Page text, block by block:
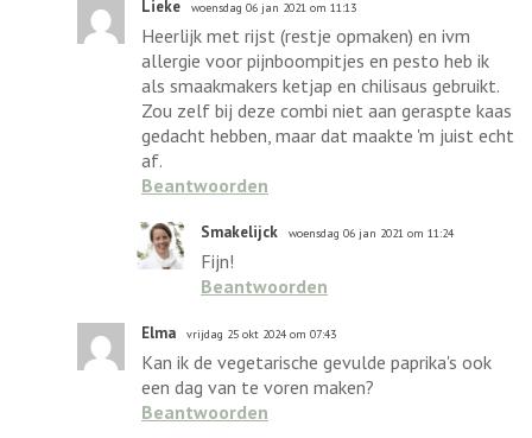
Lieke woensdag 06 jan 2021 om 11:13
Heerlijk met rijst (restje opmaken) en ivm
allergie voor pijnboompitjes en pesto heb ik
als smaakmakers ketjap en chilisaus gebruikt.
Zou zelf bij deze combi niet aan geraspte kaas
gedacht hebben, maar dat maakte 'm juist echt
af.
Beantwoorden
Smakelijck woensdag 06 jan 2021 om 11:24
Fijn!
Beantwoorden
Elma vrijdag 25 okt 2024 om 07:43
Kan ik de vegetarische gevulde paprika's ook
een dag van te voren maken?
Beantwoorden